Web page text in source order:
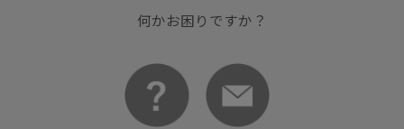
何かお困りですか？